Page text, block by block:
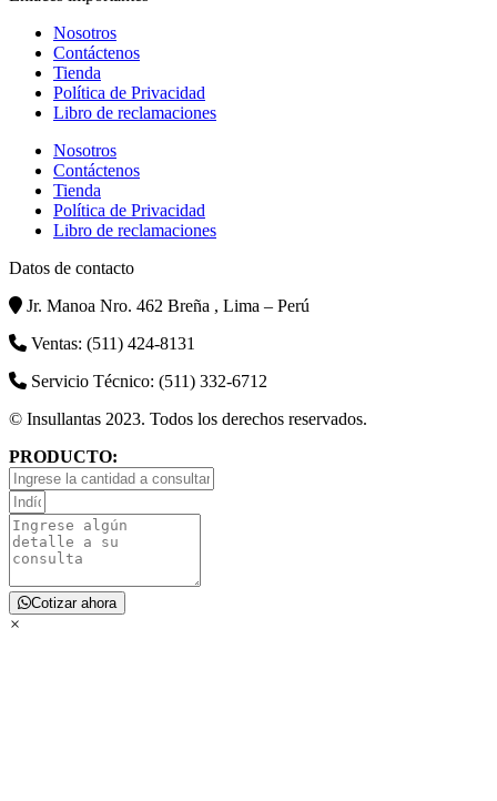
Nosotros
Contáctenos
Tienda
Política de Privacidad
Libro de reclamaciones
Nosotros
Contáctenos
Tienda
Política de Privacidad
Libro de reclamaciones
Datos de contacto
Jr. Manoa Nro. 462 Breña , Lima – Perú
Ventas: (511) 424-8131
Servicio Técnico: (511) 332-6712
© Insullantas 2023. Todos los derechos reservados.
PRODUCTO:
Cotizar ahora
×